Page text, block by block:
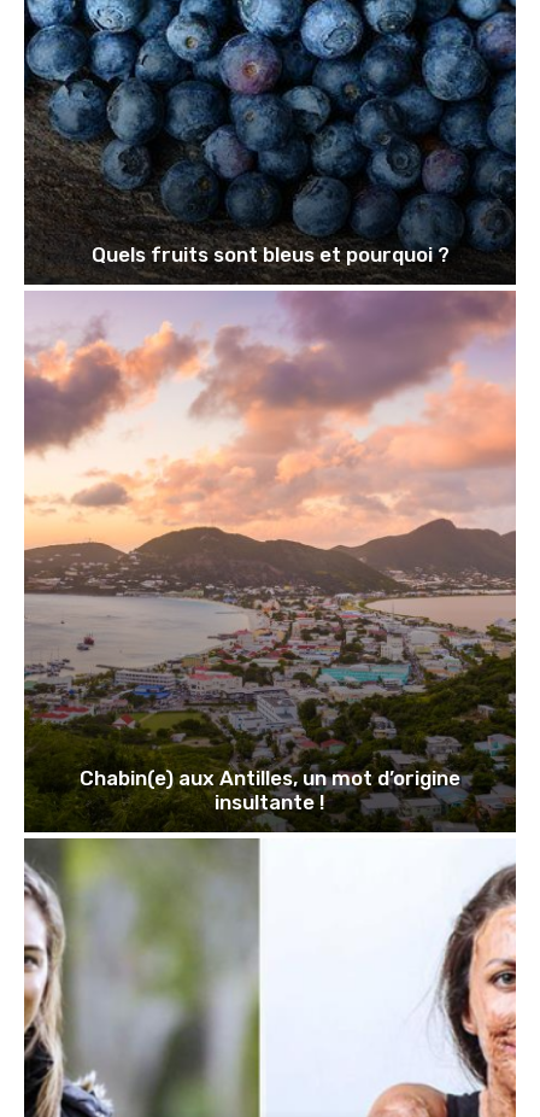
Quels fruits sont bleus et pourquoi ?
Chabin(e) aux Antilles, un mot d’origine
insultante !